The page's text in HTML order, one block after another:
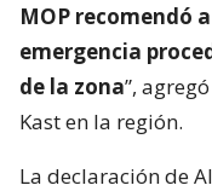
MOP recomendó
emergencia
de la zona”,
Kast en la región.
La declaración de